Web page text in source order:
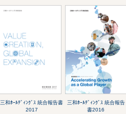
三和ﾎｰﾙﾃﾞｨﾝｸﾞｽ 統合報告書
2017
三和ﾎｰﾙﾃﾞｨﾝｸﾞｽ 統合報告
書2016